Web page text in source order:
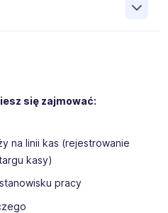
Personalnego Work &
niezależnych
W ciągu wielu lat naszej
50 000 pracowników
pracowników dla
małych rodzinnych
jest wpisana pod nr
Zatrudnienia.
poszukujemy osób do pracy
się zajmować:
na linii kas (rejestrowanie
kasy)
pracy